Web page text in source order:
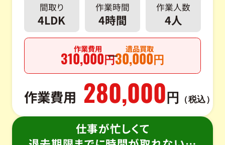
間取り
4LDK
作業時間
4時間
作業人数
4人
作業費用
310,000 円
遺品買取
30,000円
作業費用 280,000 円 （税込）
仕事が忙しくて